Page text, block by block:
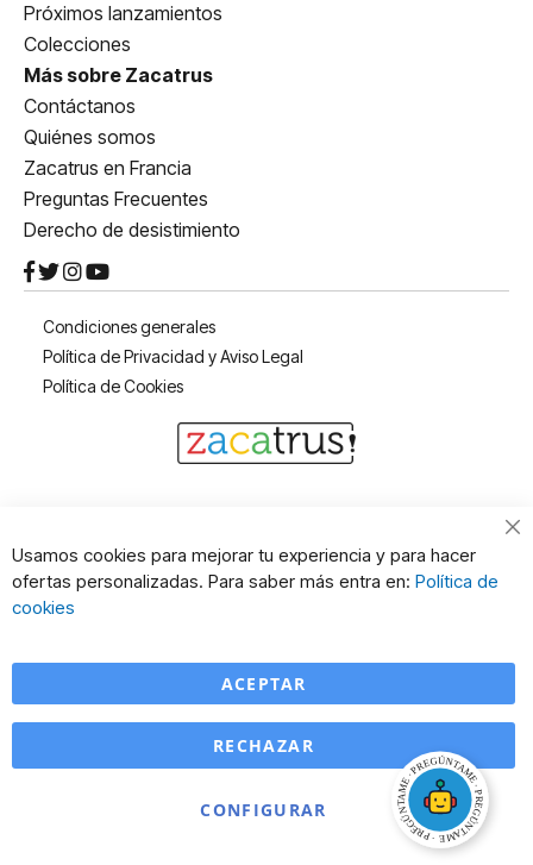
Próximos lanzamientos
Colecciones
Más sobre Zacatrus
Contáctanos
Quiénes somos
Zacatrus en Francia
Preguntas Frecuentes
Derecho de desistimiento
Condiciones generales
Política de Privacidad y Aviso Legal
Política de Cookies
Usamos cookies para mejorar tu experiencia y para hacer
ofertas personalizadas. Para saber más entra en: Política de
cookies
ACEPTAR
CONFIGURAR
RECHAZAR